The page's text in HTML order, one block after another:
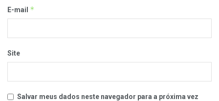
E-mail *
Site
Salvar meus dados neste navegador para a próxima vez